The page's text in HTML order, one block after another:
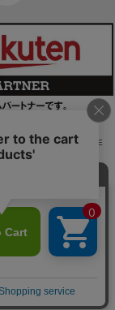
載を禁止します。
Inc. ALL RIGHTS RE